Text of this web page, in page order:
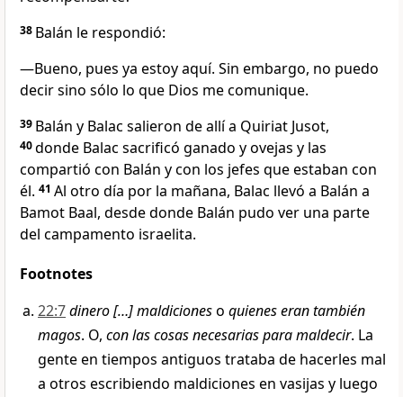
38 Balán le respondió:
—Bueno, pues ya estoy aquí. Sin embargo, no puedo
decir sino sólo lo que Dios me comunique.
39 Balán y Balac salieron de allí a Quiriat Jusot,
40donde Balac sacrificó ganado y ovejas y las
compartió con Balán y con los jefes que estaban con
él. 41 Al otro día por la mañana, Balac llevó a Balán a
Bamot Baal, desde donde Balán pudo ver una parte
del campamento israelita.
Footnotes
22:7dinero […] maldicioneso quienes eran también
magos. O, con las cosas necesarias para maldecir. La
gente en tiempos antiguos trataba de hacerles mal
a otros escribiendo maldiciones en vasijas y luego